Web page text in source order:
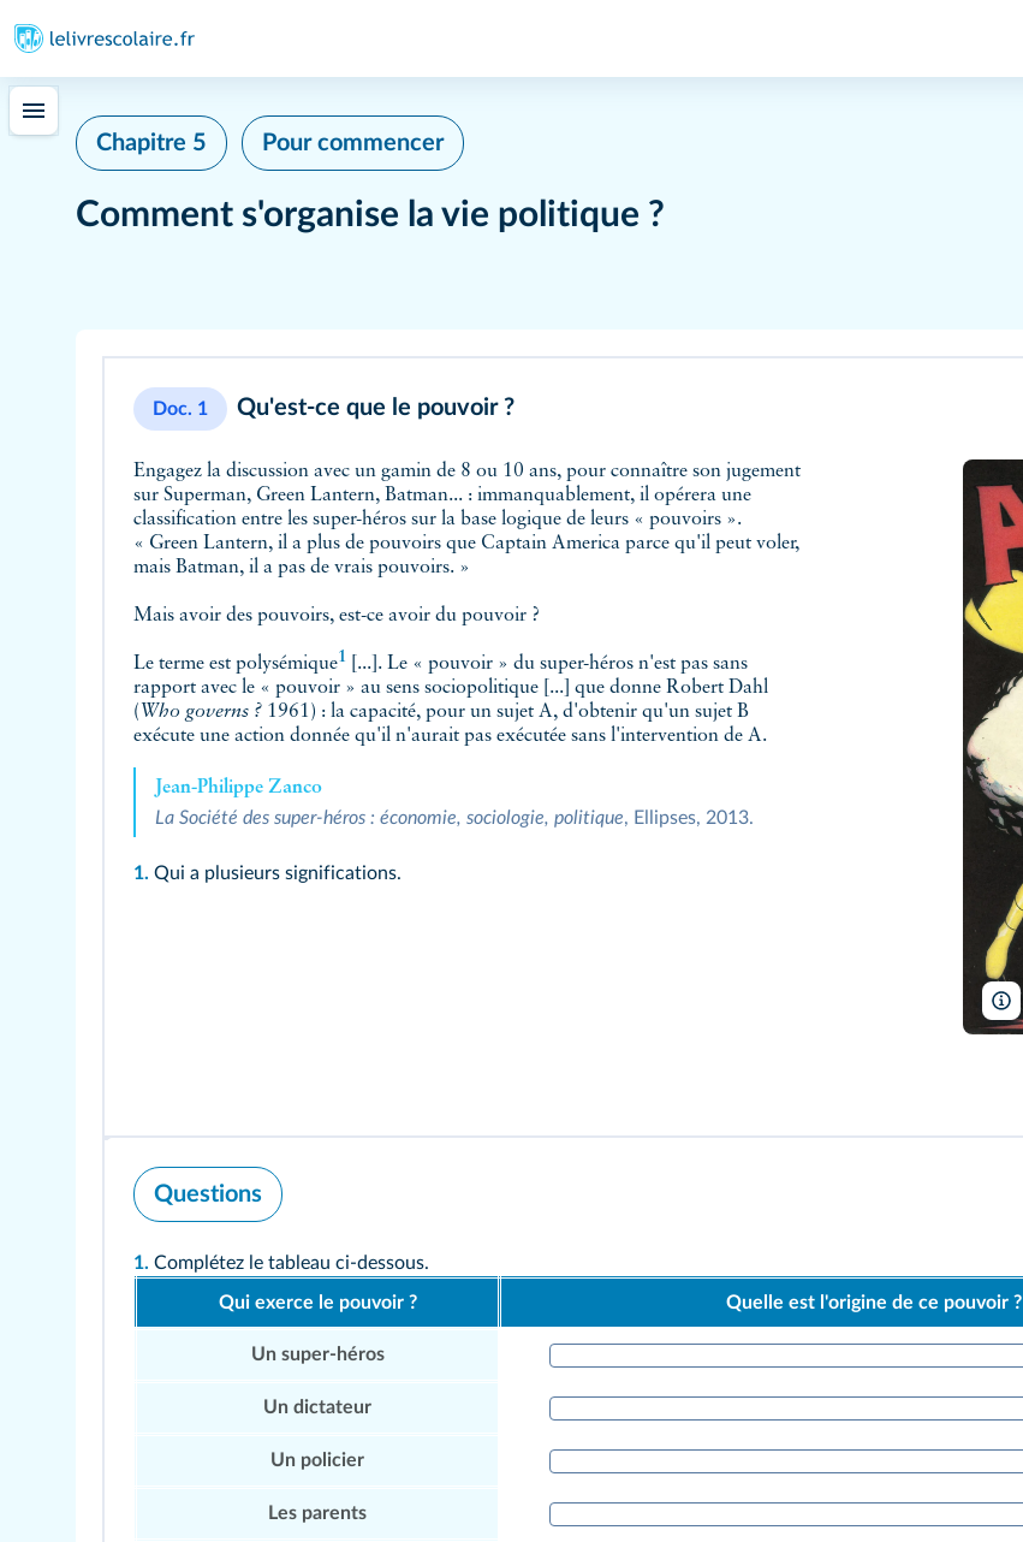
Chapitre 5 Pour commencer
Comment s'organise la vie politique ?
Doc. 1 Qu'est-ce que le pouvoir ?
Engagez la discussion avec un gamin de 8 ou 10 ans, pour connaître son jugement
sur Superman, Green Lantern, Batman... : immanquablement, il opérera une
classification entre les super-héros sur la base logique de leurs « pouvoirs ».
« Green Lantern, il a plus de pouvoirs que Captain America parce qu'il peut voler,
mais Batman, il a pas de vrais pouvoirs. »
Mais avoir des pouvoirs, est-ce avoir du pouvoir ?
Le terme est polysémique1
[...]. Le « pouvoir » du super-héros n'est pas sans
rapport avec le « pouvoir » au sens sociopolitique [...] que donne Robert Dahl
( Who governs ? 1961) : la capacité, pour un sujet A, d'obtenir qu'un sujet B
exécute une action donnée qu'il n'aurait pas exécutée sans l'intervention de A.
Jean-Philippe Zanco
La Société des super-héros : économie, sociologie, politique, Ellipses, 2013.
1. Qui a plusieurs significations.
Questions
1. Complétez le tableau ci-dessous.
Qui exerce le pouvoir ? Quelle est l'origine de ce pouvoir ?
Un super-héros
Un dictateur
Un policier
Les parents